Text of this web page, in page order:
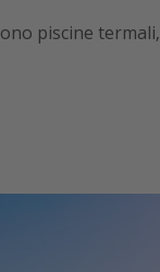
piscine